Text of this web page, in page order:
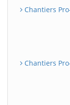
Chantiers
Chantiers